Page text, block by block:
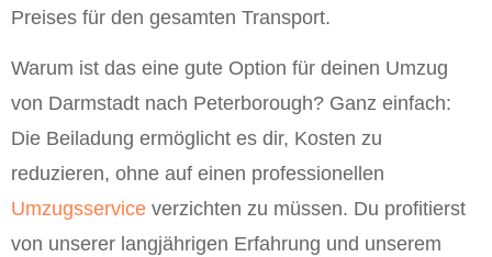
Preises für den gesamten Transport.
Warum ist das eine gute Option für deinen Umzug
von Darmstadt nach Peterborough? Ganz einfach:
Die Beiladung ermöglicht es dir, Kosten zu
reduzieren, ohne auf einen professionellen
Umzugsservice verzichten zu müssen. Du profitierst
von unserer langjährigen Erfahrung und unserem